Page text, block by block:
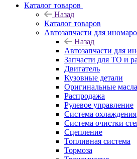
Каталог товаров
Назад
Каталог товаров
Автозапчасти для
Назад
Автозапчасти для
Запчасти для ТО и
Двигатель
Кузовные детали
Оригинальные масла
Распродажа
Рулевое управление
Система охлаждения
Система очистки
Сцепление
Топливная система
Тормоза